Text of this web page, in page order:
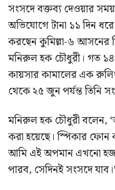
সংসদে বক্তব্য দেওয়ার
অভিযোগে টানা ১১ দিন
করছেন কুমিল্লা-৬ আসনের
মনিরুল হক চৌধুরী। গত
কায়সার কামালের এক রুলিং
থেকে ২৫ জুন পর্যন্ত তিনি
মনিরুল হক চৌধুরী বলেন,
করা হয়েছে। স্পিকার
আমি এই অপমান এখনো
পারব, সেদিনই সংসদে যাব।’